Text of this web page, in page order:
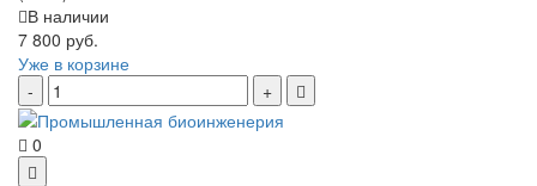
В наличии
7 800 руб.
Уже в корзине
0